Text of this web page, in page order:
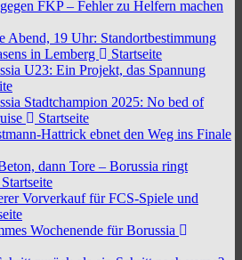
FKP – Fehler zu Helfern machen
Abend, 19 Uhr: Standortbestimmung
in Lemberg
Startseite
U23: Ein Projekt, das Spannung
Stadtchampion 2025: No bed of
Startseite
Hattrick ebnet den Weg ins Finale
dann Tore – Borussia ringt
Startseite
Vorverkauf für FCS-Spiele und
Wochenende für Borussia